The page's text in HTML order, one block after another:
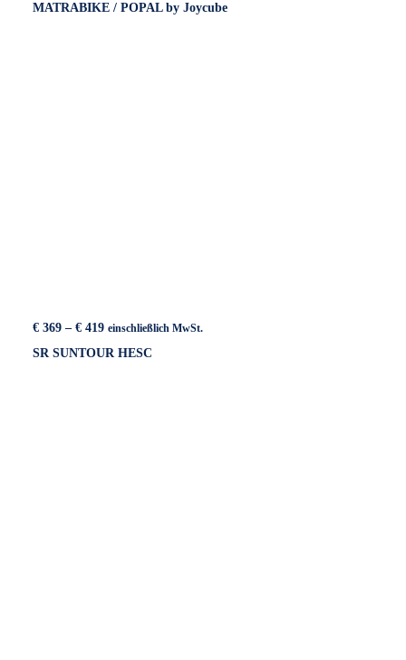
bis
MATRABIKE / POPAL by Joycube
€ 369 – € 419Preisspanne:
bis
einschließlich MwSt.
SR SUNTOUR HESC